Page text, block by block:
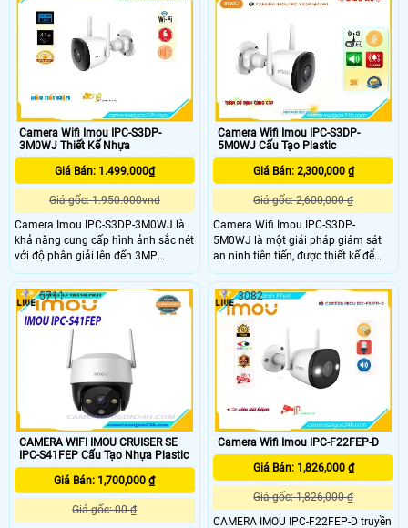
hình ảnh rõ nét và chi tiết của khu
vực giám sát tích hợp công nghệ
phát hiện chuyển động thông minh
giúp gửi thông báo khi có hoạt động
nghi ngờ xảy ra trong khu vực giám
tối với khoảng cách lên đến 30 mét
mà vẫn có màu ban đêm Imou IPC-
F52FP thiết kế chắc chắn và hiện
đại phù hợp với nhiều môi trường,
camera này có khả năng hoạt động
ổn định ngay cả trong những điều
kiện thời tiết khắc nghiệt nhất như
mưa to hay bụi bẩn
Camera Wifi Imou IPC-S3DP-
3M0WJ Thiết Kế Nhựa
Giá Bán: 1.499.000₫
Giá gốc: 1.950.000vnd
Camera Imou IPC-S3DP-3M0WJ là
khả năng cung cấp hình ảnh sắc nét
với độ phân giải lên đến 3MP
Camera này còn được trang bị tính
năng phát hiện chuyển động thông
minh Khi phát hiện sự chuyển động
bất thường Imou IPC-S3DP-3M0WJ
sẽ gửi thông báo ngay lập tức đến
điện thoại của bạn giúp bạn kịp thời
xử lý các tình huống khẩn cấp
Camera Wifi Imou IPC-S3DP-
5M0WJ Cấu Tạo Plastic
Giá Bán: 2,300,000 ₫
Giá gốc: 2,600,000 ₫
Camera Wifi Imou IPC-S3DP-
5M0WJ là một giải pháp giám sát
an ninh tiên tiến, được thiết kế để
cung cấp hình ảnh chất lượng cao
và hiệu suất đáng tin cậy Imou IPC-
S3DP-5M0WJ là sự lựa chọn tuyệt
vời cho việc bảo vệ tài sản và gia
đình, cung cấp giải pháp giám sát
hiệu quả và tiện lợi với chất lượng
hình ảnh cao và các tính năng
thông minh
CAMERA WIFI IMOU CRUISER SE
IPC-S41FEP Cấu Tạo Nhựa Plastic
Giá Bán: 1,700,000 ₫
Giá gốc: 00 ₫
5711
Camera Wifi Imou IPC-F22FEP-D
Giá Bán: 1,826,000 ₫
Giá gốc: 1,826,000 ₫
CAMERA IMOU IPC-F22FEP-D truyền
3082